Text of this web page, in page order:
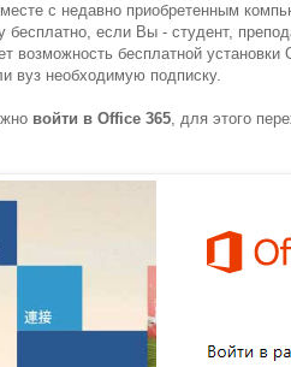
с недавно приобретенным
если Вы - студент,
возможность бесплатной
вуз необходимую подписку.
войти в Office 365, для этого